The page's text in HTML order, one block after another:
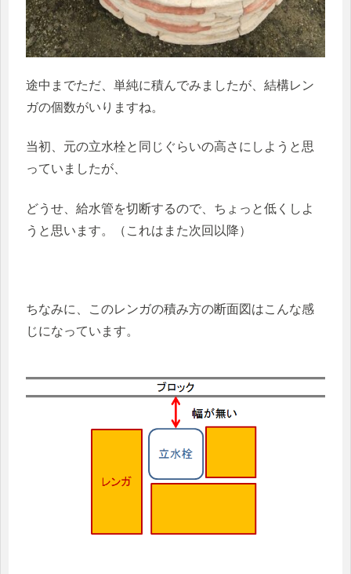
途中までただ、単純に積んでみましたが、結構レン
ガの個数がいりますね。
当初、元の立水栓と同じぐらいの高さにしようと思
っていましたが、
どうせ、給水管を切断するので、ちょっと低くしよ
うと思います。（これはまた次回以降）
ちなみに、このレンガの積み方の断面図はこんな感
じになっています。